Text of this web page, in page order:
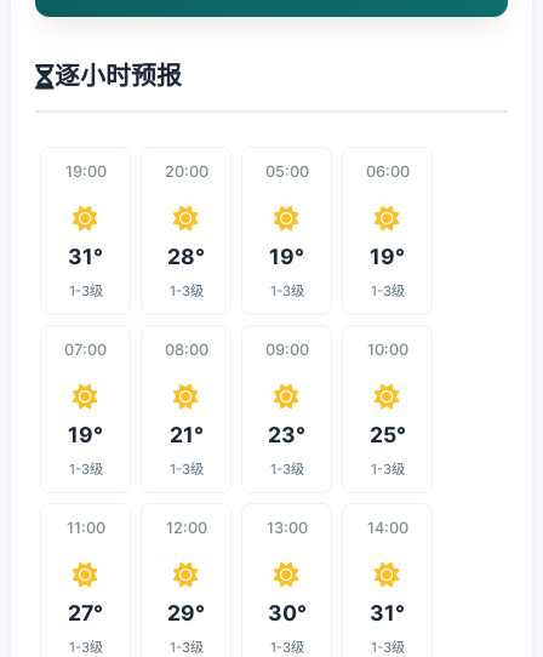
逐小时预报
19:00
31°
1-3级
20:00
28°
1-3级
05:00
19°
1-3级
06:00
19°
1-3级
07:00
19°
1-3级
08:00
21°
1-3级
09:00
23°
1-3级
10:00
25°
1-3级
11:00
27°
1-3级
12:00
29°
1-3级
13:00
30°
1-3级
14:00
31°
1-3级